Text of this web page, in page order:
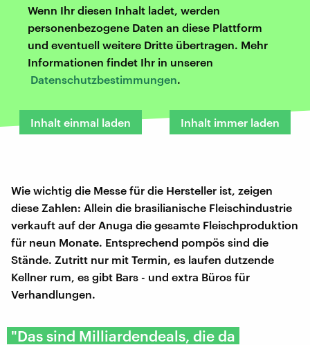
Wenn Ihr diesen Inhalt ladet, werden
personenbezogene Daten an diese Plattform
und eventuell weitere Dritte übertragen. Mehr
Informationen findet Ihr in unseren
Datenschutzbestimmungen.
Inhalt einmal laden Inhalt immer laden
Wie wichtig die Messe für die Hersteller ist, zeigen
diese Zahlen: Allein die brasilianische Fleischindustrie
verkauft auf der Anuga die gesamte Fleischproduktion
für neun Monate. Entsprechend pompös sind die
Stände. Zutritt nur mit Termin, es laufen dutzende
Kellner rum, es gibt Bars - und extra Büros für
Verhandlungen.
"Das sind Milliardendeals, die da